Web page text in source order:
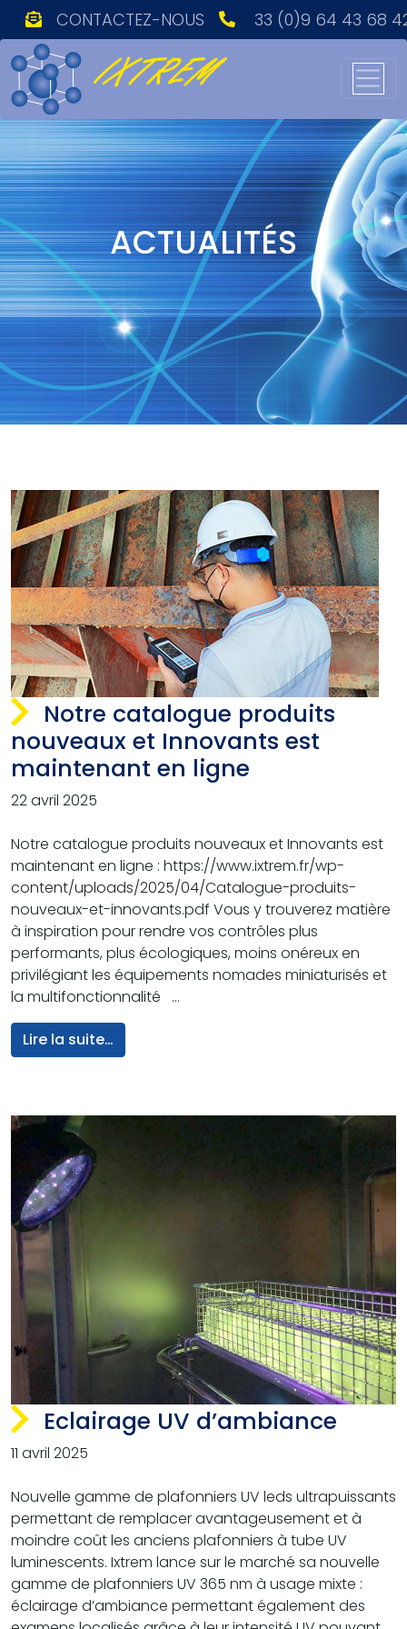
CONTACTEZ-NOUS 33 (0)9 64 43 68
Main Navigation
ACTUALITÉS
Notre catalogue produits
nouveaux et Innovants est
maintenant en ligne
22 avril 2025
Notre catalogue produits nouveaux et Innovants est
maintenant en ligne : https://www.ixtrem.fr/wp-
content/uploads/2025/04/Catalogue-produits-
nouveaux-et-innovants.pdf Vous y trouverez matière
à inspiration pour rendre vos contrôles plus
performants, plus écologiques, moins onéreux en
privilégiant les équipements nomades miniaturisés et
la multifonctionnalité …
Lire la suite…
Eclairage UV d’ambiance
11 avril 2025
Nouvelle gamme de plafonniers UV leds ultrapuissants
permettant de remplacer avantageusement et à
moindre coût les anciens plafonniers à tube UV
luminescents. Ixtrem lance sur le marché sa nouvelle
gamme de plafonniers UV 365 nm à usage mixte :
éclairage d’ambiance permettant également des